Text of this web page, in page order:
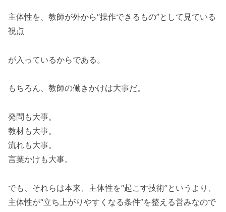
主体性を、教師が外から“操作できるもの”として見ている
視点
が入っているからである。
もちろん、教師の働きかけは大事だ。
発問も大事。
教材も大事。
流れも大事。
言葉かけも大事。
でも、それらは本来、主体性を“起こす技術”というより、
主体性が“立ち上がりやすくなる条件”を整える営みなので